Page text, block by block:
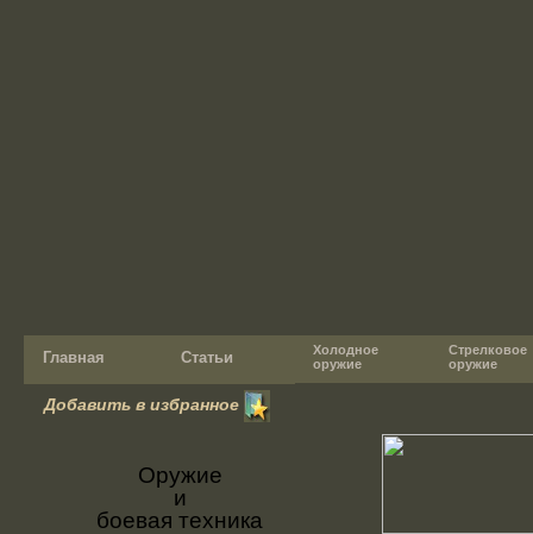
Главная Статьи
Холодное
оружие
Стрелковое
оружие
Добавить в избранное
Оружие
и
боевая техника